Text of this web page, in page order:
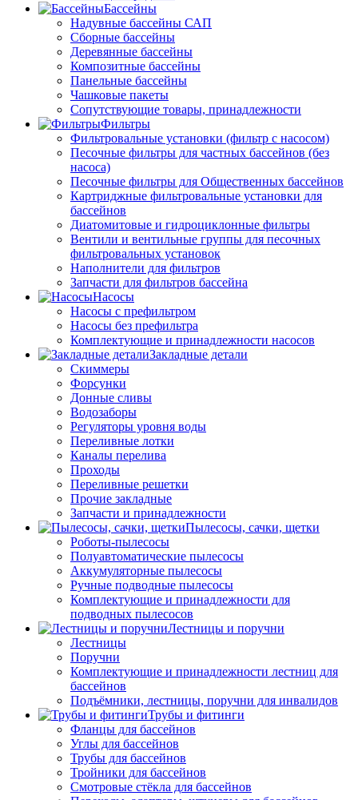
Бассейны
Надувные бассейны САП
Сборные бассейны
Деревянные бассейны
Композитные бассейны
Панельные бассейны
Чашковые пакеты
Сопутствующие товары, принадлежности
Фильтры
Фильтровальные установки (фильтр с насосом)
Песочные фильтры для частных бассейнов (без
насоса)
Песочные фильтры для Общественных бассейнов
Картриджные фильтровальные установки для
бассейнов
Диатомитовые и гидроциклонные фильтры
Вентили и вентильные группы для песочных
фильтровальных установок
Наполнители для фильтров
Запчасти для фильтров бассейна
Насосы
Насосы с префильтром
Насосы без префильтра
Комплектующие и принадлежности насосов
Закладные детали
Скиммеры
Форсунки
Донные сливы
Водозаборы
Регуляторы уровня воды
Переливные лотки
Каналы перелива
Проходы
Переливные решетки
Прочие закладные
Запчасти и принадлежности
Пылесосы, сачки, щетки
Роботы-пылесосы
Полуавтоматические пылесосы
Аккумуляторные пылесосы
Ручные подводные пылесосы
Комплектующие и принадлежности для
подводных пылесосов
Лестницы и поручни
Лестницы
Поручни
Комплектующие и принадлежности лестниц для
бассейнов
Подъёмники, лестницы, поручни для инвалидов
Трубы и фитинги
Фланцы для бассейнов
Углы для бассейнов
Трубы для бассейнов
Тройники для бассейнов
Смотровые стёкла для бассейнов